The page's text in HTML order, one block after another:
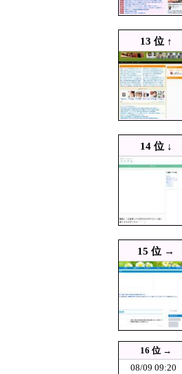
08/09 11:55
08/09 11:40
08/09 11:30
08/09 11:29
08/09 11:29
08/09 11:26
08/09 11:20
08/09 11:10
08/09 11:08
08/09 11:00
08/09 11:00
08/09 11:00
08/09 10:40
08/09 10:29
08/09 10:29
13 位 ↑
14 位 ↓
15 位 →
16 位 →
08/09 09:20